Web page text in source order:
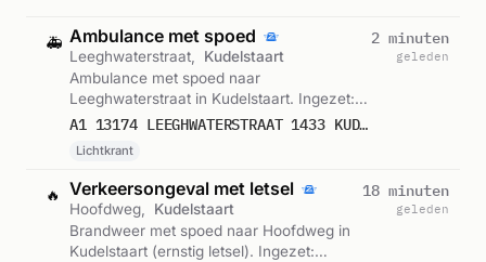
🚑 Ambulance met spoed
Leeghwaterstraat,
Kudelstaart
Ambulance met spoed naar
Leeghwaterstraat in Kudelstaart. Ingezet:
Lichtkrant. Gemeld om 06:11.
A1 13174 LEEGHWATERSTRAAT 1433 KUDELSTAART 76240
Lichtkrant
2 minuten
geleden
🔥 Verkeersongeval met letsel
Hoofdweg,
Kudelstaart
Brandweer met spoed naar Hoofdweg in
Kudelstaart (ernstig letsel). Ingezet:
18 minuten
geleden